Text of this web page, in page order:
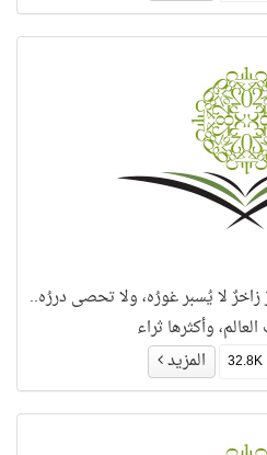
زاخرٌ لا يُسبر غورُه، ولا تحصى دررُه..
وأكثرها ثراء
32.8K المزيد